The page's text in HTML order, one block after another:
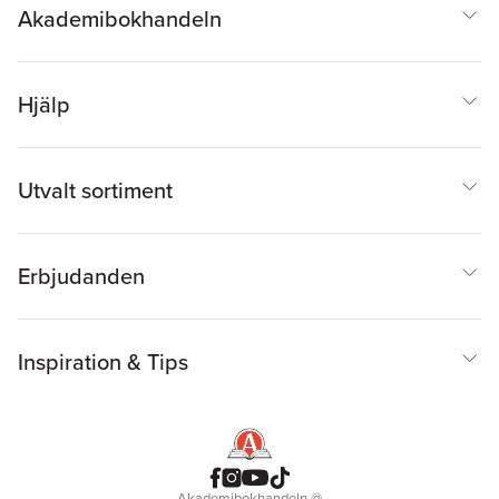
Akademibokhandeln
Hjälp
Utvalt sortiment
Erbjudanden
Inspiration & Tips